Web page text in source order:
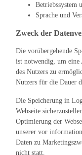
Betriebssystem
Sprache und
Zweck der
Die vorübergehende
ist notwendig, um eine
des Nutzers zu
Nutzers für die Dauer
Die Speicherung in
Webseite
Optimierung der
unserer vor
Daten zu
nicht statt.